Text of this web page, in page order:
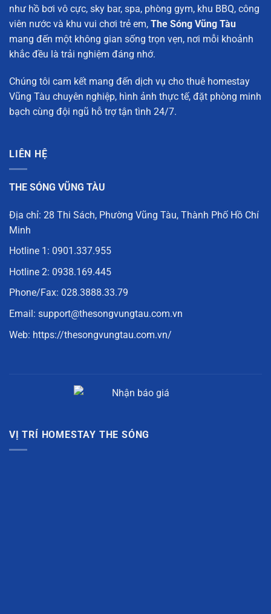
như hồ bơi vô cực, sky bar, spa, phòng gym, khu BBQ, công
viên nước và khu vui chơi trẻ em, The Sóng Vũng Tàu
mang đến một không gian sống trọn vẹn, nơi mỗi khoảnh
khắc đều là trải nghiệm đáng nhớ.
Chúng tôi cam kết mang đến dịch vụ cho thuê homestay
Vũng Tàu chuyên nghiệp, hình ảnh thực tế, đặt phòng minh
bạch cùng đội ngũ hỗ trợ tận tình 24/7.
LIÊN HỆ
THE SÓNG VŨNG TÀU
Địa chỉ: 28 Thi Sách, Phường Vũng Tàu, Thành Phố Hồ Chí
Minh
Hotline 1: 0901.337.955
Hotline 2: 0938.169.445
Phone/Fax: 028.3888.33.79
Email: support@thesongvungtau.com.vn
Web: https://thesongvungtau.com.vn/
VỊ TRÍ HOMESTAY THE SÓNG